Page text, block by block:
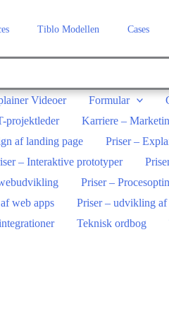
Tiblo Modellen Cases
Videoer Formular
projektleder Karriere –
af landing page Priser –
– Interaktive prototyper
Priser –
web apps Priser – udvikling
Teknisk ordbog